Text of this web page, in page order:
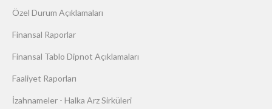
Özel Durum Açıklamaları
Finansal Raporlar
Finansal Tablo Dipnot Açıklamaları
Faaliyet Raporları
İzahnameler - Halka Arz Sirküleri